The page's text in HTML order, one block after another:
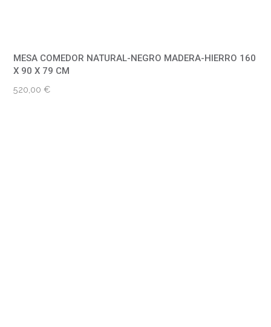
MESA COMEDOR NATURAL-NEGRO MADERA-HIERRO 160
X 90 X 79 CM
520,00€